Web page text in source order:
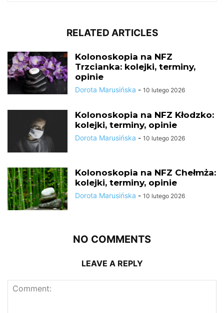
RELATED ARTICLES
Kolonoskopia na NFZ
Trzcianka: kolejki, terminy,
opinie
Dorota Marusińska - 10 lutego 2026
Kolonoskopia na NFZ Kłodzko:
kolejki, terminy, opinie
Dorota Marusińska - 10 lutego 2026
Kolonoskopia na NFZ Chełmża:
kolejki, terminy, opinie
Dorota Marusińska - 10 lutego 2026
NO COMMENTS
LEAVE A REPLY